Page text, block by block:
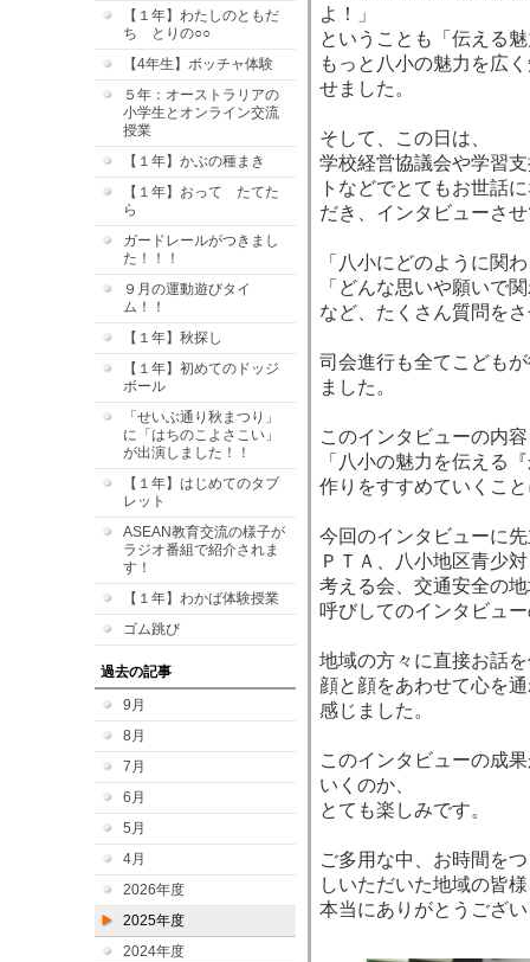
【１年】わたしのともだ
ち とりの○○
【4年生】ボッチャ体験
５年：オーストラリアの
小学生とオンライン交流
授業
【１年】かぶの種まき
【１年】おって たてた
ら
ガードレールがつきまし
た！！！
９月の運動遊びタイ
ム！！
【１年】秋探し
【１年】初めてのドッジ
ボール
「せいぶ通り秋まつり」
に「はちのこよさこい」
が出演しました！！
【１年】はじめてのタブ
レット
ASEAN教育交流の様子が
ラジオ番組で紹介されま
す！
【１年】わかば体験授業
ゴム跳び
過去の記事
9月
8月
7月
6月
5月
4月
2026年度
2025年度
2024年度
よ！」
ということも「伝える
もっと八小の魅力を広
せました。
そして、この日は、
学校経営協議会や学習
トなどでとてもお世話
だき、インタビューさ
「八小にどのように関
「どんな思いや願いで
など、たくさん質問を
司会進行も全てこども
ました。
このインタビューの内
「八小の魅力を伝える
作りをすすめていくこ
今回のインタビューに
ＰＴＡ、八小地区青少
考える会、交通安全の
呼びしてのインタビュ
地域の方々に直接お話
顔と顔をあわせて心を
感じました。
このインタビューの成
いくのか、
とても楽しみです。
ご多用な中、お時間を
しいただいた地域の皆
本当にありがとうござ